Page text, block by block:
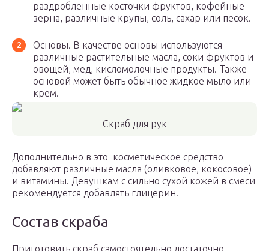
раздробленные косточки фруктов, кофейные
зерна, различные крупы, соль, сахар или песок.
Основы. В качестве основы используются
различные растительные масла, соки фруктов и
овощей, мед, кисломолочные продукты. Также
основой может быть обычное жидкое мыло или
крем.
Скраб для рук
Дополнительно в это косметическое средство
добавляют различные масла (оливковое, кокосовое)
и витамины. Девушкам с сильно сухой кожей в смеси
рекомендуется добавлять глицерин.
Состав скраба
Приготовить скраб самостоятельно достаточно